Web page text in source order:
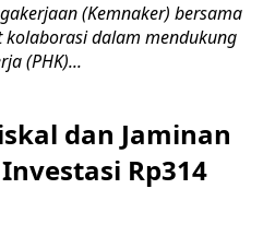
(Kemnaker) bersama
kolaborasi dalam mendukung
(PHK)...
dan Jaminan
Rp314